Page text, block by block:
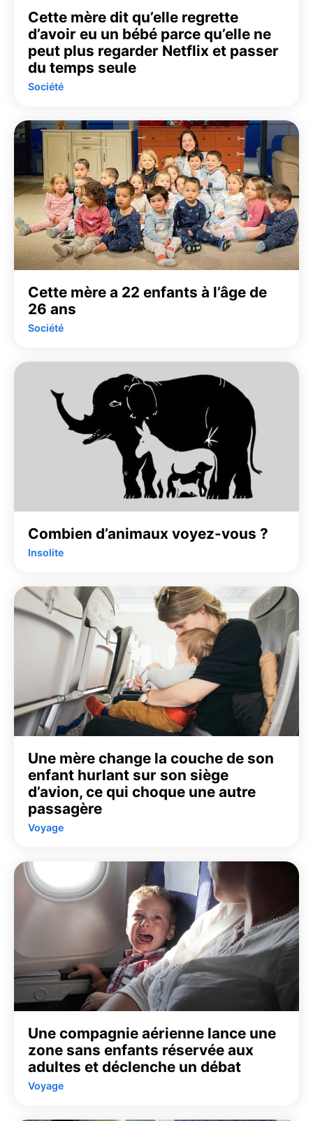
Cette mère dit qu’elle regrette
d’avoir eu un bébé parce qu’elle ne
peut plus regarder Netflix et passer
du temps seule
Société
Cette mère a 22 enfants à l’âge de
26 ans
Société
Combien d’animaux voyez-vous ?
Insolite
Une mère change la couche de son
enfant hurlant sur son siège
d’avion, ce qui choque une autre
passagère
Voyage
Une compagnie aérienne lance une
zone sans enfants réservée aux
adultes et déclenche un débat
Voyage